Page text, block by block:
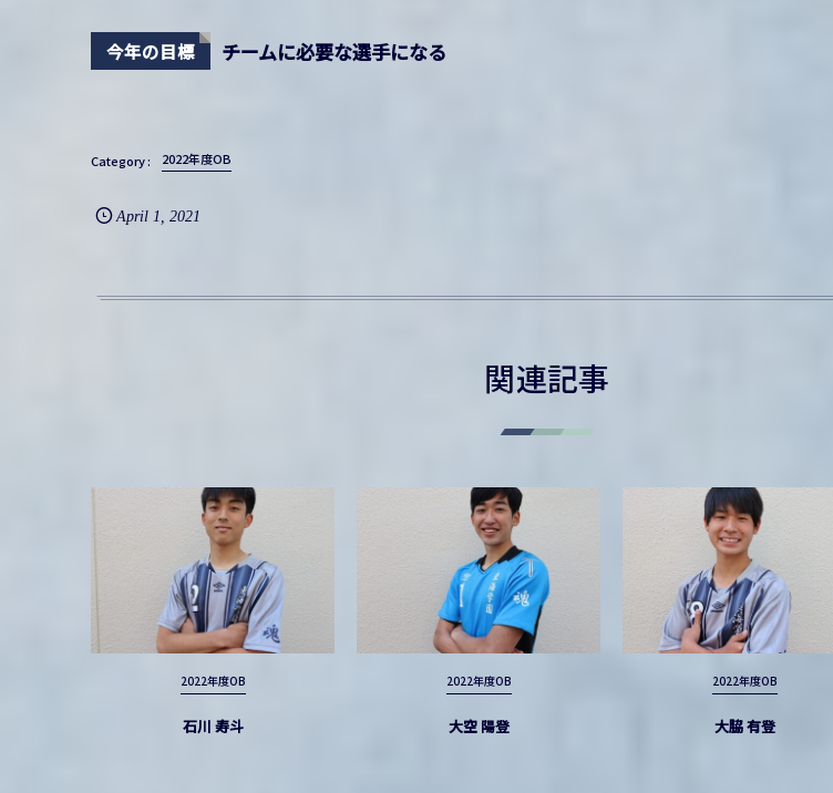
今年の目標 チームに必要な選手になる
2022年度OB
April 1,2021
関連記事
2022年度OB
石川 寿斗
2022年度OB
大空 陽登
2022年度OB
大脇 有登